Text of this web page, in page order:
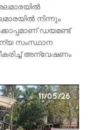
നിന്നും
ഡയമണ്ട്
സംസ്ഥാന
അന്വേഷണം